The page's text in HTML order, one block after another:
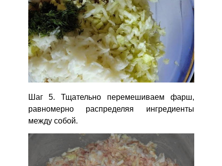
Шаг 5. Тщательно перемешиваем фарш,
равномерно распределяя ингредиенты
между собой.